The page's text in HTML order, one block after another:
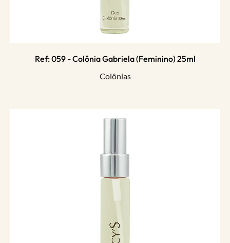
Ref: 059 - Colônia Gabriela (feminino) 25ml
Colônias